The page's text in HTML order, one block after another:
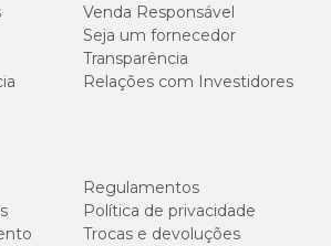
Venda Responsável
Seja um fornecedor
Transparência
Relações com Investidores
Regulamentos
Política de privacidade
Trocas e devoluções